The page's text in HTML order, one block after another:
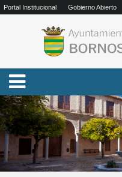
Portal Institucional Gobierno Abierto
Anterior